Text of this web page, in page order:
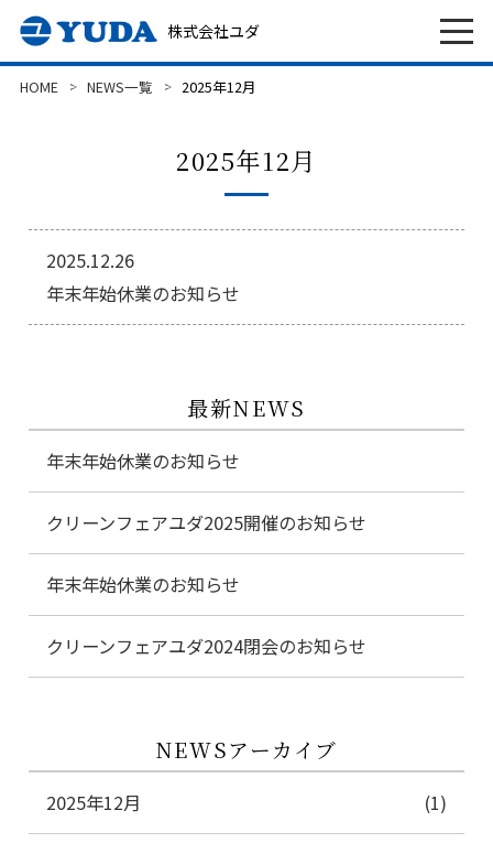
株式会社ユダ
HOME NEWS一覧 2025年12月
2025年12月
2025.12.26
年末年始休業のお知らせ
最新NEWS
年末年始休業のお知らせ
クリーンフェアユダ2025開催のお知らせ
年末年始休業のお知らせ
クリーンフェアユダ2024閉会のお知らせ
NEWSアーカイブ
2025年12月 (1)